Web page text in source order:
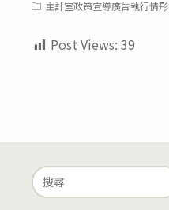
Post主計室政策宣導廣告執行情形
Post Views: 39
Search
for: